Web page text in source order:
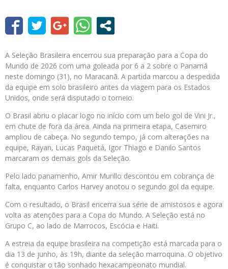
A Seleção Brasileira encerrou sua preparação para a Copa do
Mundo de 2026 com uma goleada por 6 a 2 sobre o Panamá
neste domingo (31), no Maracanã. A partida marcou a despedida
da equipe em solo brasileiro antes da viagem para os Estados
Unidos, onde será disputado o torneio.
O Brasil abriu o placar logo no início com um belo gol de Vini Jr.,
em chute de fora da área. Ainda na primeira etapa, Casemiro
ampliou de cabeça. No segundo tempo, já com alterações na
equipe, Rayan, Lucas Paquetá, Igor Thiago e Danilo Santos
marcaram os demais gols da Seleção.
Pelo lado panamenho, Amir Murillo descontou em cobrança de
falta, enquanto Carlos Harvey anotou o segundo gol da equipe.
Com o resultado, o Brasil encerra sua série de amistosos e agora
volta as atenções para a Copa do Mundo. A Seleção está no
Grupo C, ao lado de Marrocos, Escócia e Haiti.
A estreia da equipe brasileira na competição está marcada para o
dia 13 de junho, às 19h, diante da seleção marroquina. O objetivo
é conquistar o tão sonhado hexacampeonato mundial.